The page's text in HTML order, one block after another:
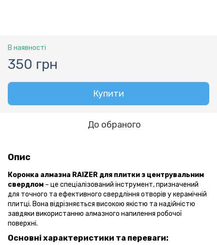
В наявності
350 грн
Купити
До обраного
Опис
Коронка алмазна RAIZER для плитки з центрувальним
свердлом – це спеціалізований інструмент, призначений
для точного та ефективного свердління отворів у керамічній
плитці. Вона відрізняється високою якістю та надійністю
завдяки використанню алмазного напилення робочої
поверхні.
Основні характеристики та переваги: